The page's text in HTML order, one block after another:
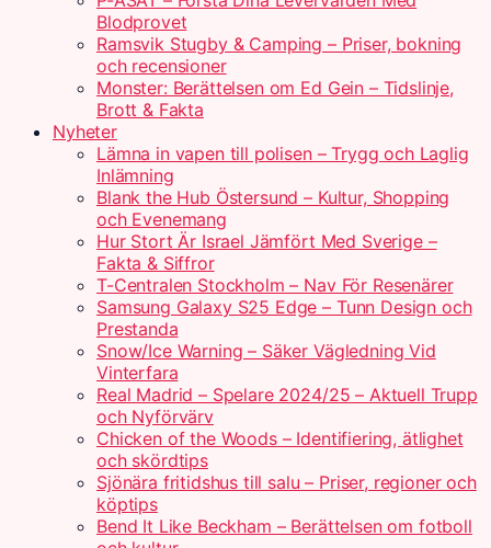
Blodprovet
Ramsvik Stugby & Camping – Priser, bokning
och recensioner
Monster: Berättelsen om Ed Gein – Tidslinje,
Brott & Fakta
Nyheter
Lämna in vapen till polisen – Trygg och Laglig
Inlämning
Blank the Hub Östersund – Kultur, Shopping
och Evenemang
Hur Stort Är Israel Jämfört Med Sverige –
Fakta & Siffror
T-Centralen Stockholm – Nav För Resenärer
Samsung Galaxy S25 Edge – Tunn Design och
Prestanda
Snow/Ice Warning – Säker Vägledning Vid
Vinterfara
Real Madrid – Spelare 2024/25 – Aktuell Trupp
och Nyförvärv
Chicken of the Woods – Identifiering, ätlighet
och skördtips
Sjönära fritidshus till salu – Priser, regioner och
köptips
Bend It Like Beckham – Berättelsen om fotboll